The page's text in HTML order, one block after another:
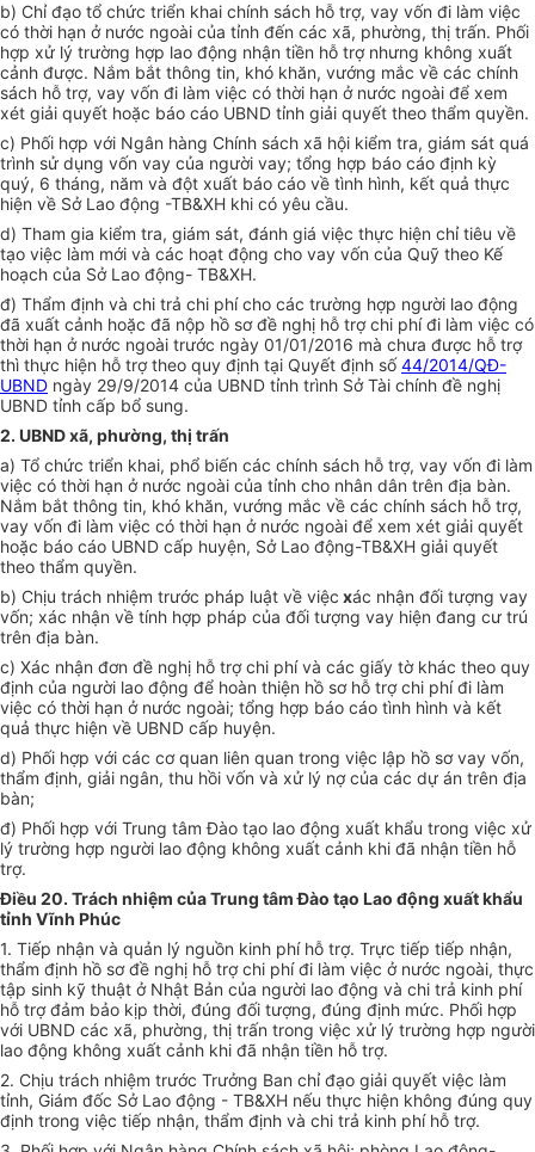
b) Chỉ đạo tổ chức triển khai chính sách hỗ trợ, vay vốn đi làm việc
có thời hạn ở nước ngoài của tỉnh đến các xã, phường, thị trấn. Phối
hợp xử lý trường hợp lao động nhận tiền hỗ trợ nhưng không xuất
cảnh được. Nắm bắt thông tin, khó khăn, vướng mắc về các chính
sách hỗ trợ, vay vốn đi làm việc có thời hạn ở nước ngoài để xem
xét giải quyết hoặc báo cáo UBND tỉnh giải quyết theo thẩm quyền.
c) Phối hợp với Ngân hàng Chính sách xã hội kiểm tra, giám sát quá
trình sử dụng vốn vay của người vay; tổng hợp báo cáo định kỳ
quý, 6 tháng, năm và đột xuất báo cáo về tình hình, kết quả thực
hiện về Sở Lao động -TB&XH khi có yêu cầu.
d) Tham gia kiểm tra, giám sát, đánh giá việc thực hiện chỉ tiêu về
tạo việc làm mới và các hoạt động cho vay vốn của Quỹ theo Kế
hoạch của Sở Lao động- TB&XH.
đ) Thẩm định và chi trả chi phí cho các trường hợp người lao động
đã xuất cảnh hoặc đã nộp hồ sơ đề nghị hỗ trợ chi phí đi làm việc có
thời hạn ở nước ngoài trước ngày 01/01/2016 mà chưa được hỗ trợ
thì thực hiện hỗ trợ theo quy định tại Quyết định số44/2014/QĐ-
UBND ngày 29/9/2014 của UBND tỉnh trình Sở Tài chính đề nghị
UBND tỉnh cấp bổ sung.
2. UBND xã, phường, thị trấn
a) Tổ chức triển khai, phổ biến các chính sách hỗ trợ, vay vốn đi làm
việc có thời hạn ở nước ngoài của tỉnh cho nhân dân trên địa bàn.
Nắm bắt thông tin, khó khăn, vướng mắc về các chính sách hỗ trợ,
vay vốn đi làm việc có thời hạn ở nước ngoài để xem xét giải quyết
hoặc báo cáo UBND cấp huyện, Sở Lao động-TB&XH giải quyết
theo thẩm quyền.
b) Chịu trách nhiệm trước pháp luật về việc xác nhận đối tượng vay
vốn; xác nhận về tính hợp pháp của đối tượng vay hiện đang cư trú
trên địa bàn.
c) Xác nhận đơn đề nghị hỗ trợ chi phí và các giấy tờ khác theo quy
định của người lao động để hoàn thiện hồ sơ hỗ trợ chi phí đi làm
việc có thời hạn ở nước ngoài; tổng hợp báo cáo tình hình và kết
quả thực hiện về UBND cấp huyện.
d) Phối hợp với các cơ quan liên quan trong việc lập hồ sơ vay vốn,
thẩm định, giải ngân, thu hồi vốn và xử lý nợ của các dự án trên địa
bàn;
đ) Phối hợp với Trung tâm Đào tạo lao động xuất khẩu trong việc xử
lý trường hợp người lao động không xuất cảnh khi đã nhận tiền hỗ
trợ.
Điều 20. Trách nhiệm của Trung tâm Đào tạo Lao động xuất khẩu
tỉnh Vĩnh Phúc
1. Tiếp nhận và quản lý nguồn kinh phí hỗ trợ. Trực tiếp tiếp nhận,
thẩm định hồ sơ đề nghị hỗ trợ chi phí đi làm việc ở nước ngoài, thực
tập sinh kỹ thuật ở Nhật Bản của người lao động và chi trả kinh phí
hỗ trợ đảm bảo kịp thời, đúng đối tượng, đúng định mức. Phối hợp
với UBND các xã, phường, thị trấn trong việc xử lý trường hợp người
lao động không xuất cảnh khi đã nhận tiền hỗ trợ.
2. Chịu trách nhiệm trước Trưởng Ban chỉ đạo giải quyết việc làm
tỉnh, Giám đốc Sở Lao động - TB&XH nếu thực hiện không đúng quy
định trong việc tiếp nhận, thẩm định và chi trả kinh phí hỗ trợ.